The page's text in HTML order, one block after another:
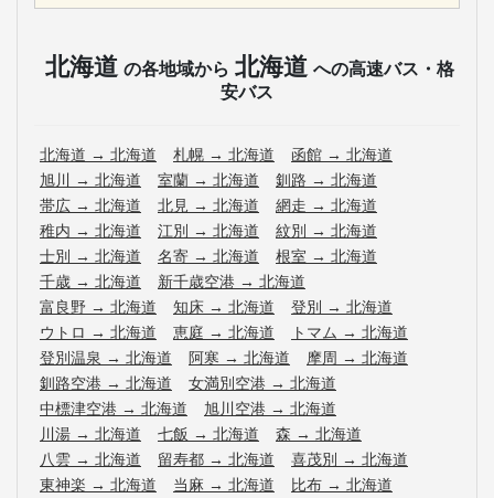
北海道 の各地域から 北海道 への高速バス・格
安バス
北海道 → 北海道 札幌 → 北海道 函館 → 北海道
旭川
→ 北海道 室蘭 → 北海道 釧路 → 北海道
帯広 → 北海道 北見 → 北海道 網走 → 北海道
稚内 → 北海道 江別 → 北海道 紋別 → 北海道
士別 → 北海道 名寄 → 北海道 根室 → 北海道
千歳 → 北海道 新千歳空港 → 北海道
富良野 → 北海道 知床 → 北海道 登別 → 北海道
ウトロ → 北海道 恵庭 → 北海道 トマム → 北海道
登別温泉 → 北海道 阿寒 → 北海道 摩周 → 北海道
釧路空港 → 北海道 女満別空港 → 北海道
中標津空港 → 北海道 旭川空港 → 北海道
川湯 → 北海道 七飯 → 北海道 森 → 北海道
八雲 → 北海道 留寿都 → 北海道 喜茂別 → 北海道
東神楽 → 北海道 当麻 → 北海道 比布 → 北海道